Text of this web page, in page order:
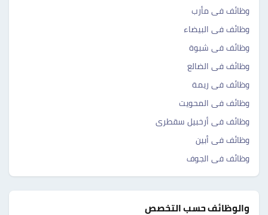
وظائف فى مأرب
وظائف فى البيضاء
وظائف فى شبوة
وظائف فى الضالع
وظائف فى ريمة
وظائف فى المحويت
وظائف فى أرخبيل سقطرى
وظائف فى أبين
وظائف فى الجوف
والوظائف حسب التخصص